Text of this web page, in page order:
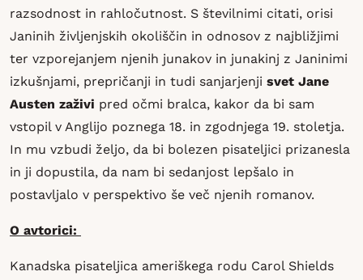
razsodnost in rahločutnost. S številnimi citati, orisi
Janinih življenjskih okoliščin in odnosov z najbližjimi
ter vzporejanjem njenih junakov in junakinj z Janinimi
izkušnjami, prepričanji in tudi sanjarjenji svet Jane
Austen zaživi pred očmi bralca, kakor da bi sam
vstopil v Anglijo poznega 18. in zgodnjega 19. stoletja.
In mu vzbudi željo, da bi bolezen pisateljici prizanesla
in ji dopustila, da nam bi sedanjost lepšalo in
postavljalo v perspektivo še več njenih romanov.
O avtorici:
Kanadska pisateljica ameriškega rodu Carol Shields